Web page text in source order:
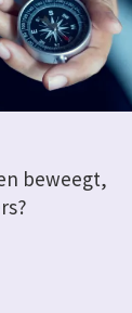
beweegt,